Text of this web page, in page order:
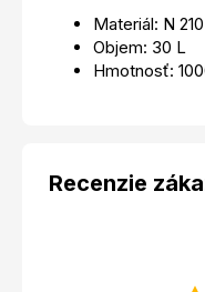
Materiál: N
Objem: 30 L
Hmotnosť:
Recenzie